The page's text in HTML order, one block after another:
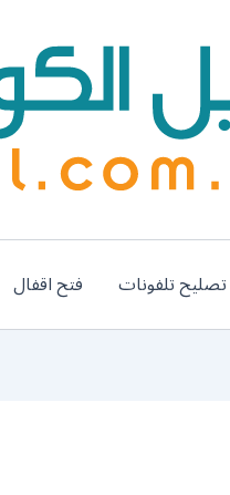
تصليح تلفونات فتح اقفال